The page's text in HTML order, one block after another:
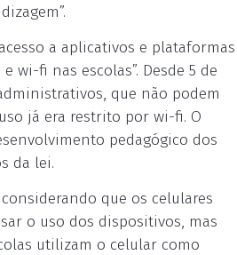
a aplicativos e plataformas
wi-fi nas escolas”. Desde 5 de
que não podem
já era restrito por wi-fi. O
pedagógico dos
da lei.
que os celulares
o uso dos dispositivos, mas
utilizam o celular como